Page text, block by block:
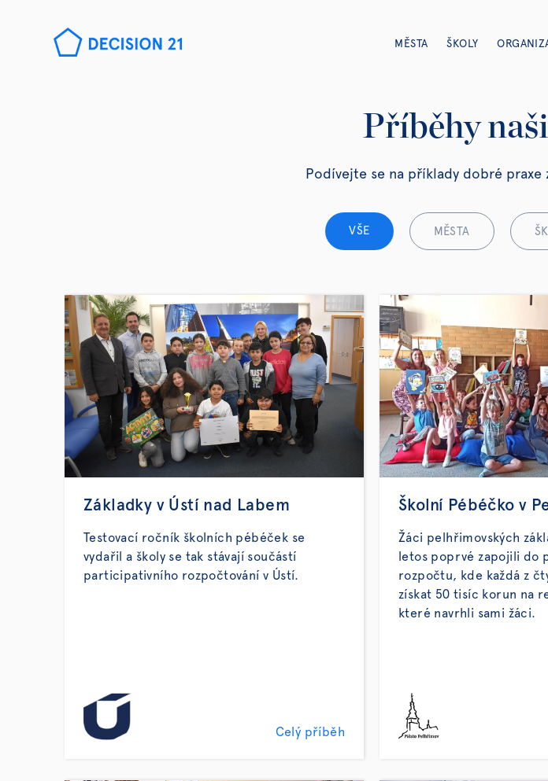
MĚSTA ŠKOLY
Příběhy
Podívejte se na příklady dobré
VŠE MĚSTA
Základky v Ústí nad Labem
Testovací ročník školních pébéček se
vydařil a školy se tak stávají součástí
participativního rozpočtování v Ústí.
Celý příběh
Školní Pébéčko v
Žáci pelhřimovských
letos poprvé zapojili do
rozpočtu, kde každá z
získat 50 tisíc korun na
které navrhli sami žáci.